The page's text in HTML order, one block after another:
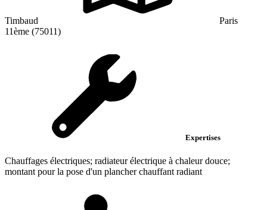
Timbaud
Paris
11ème (75011)
Expertises
Chauffages électriques; radiateur électrique à chaleur douce;
montant pour la pose d'un plancher chauffant radiant